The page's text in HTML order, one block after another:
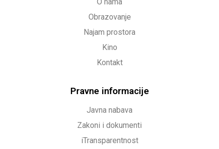
Obrazovanje
Najam prostora
Kino
Kontakt
Pravne informacije
Javna nabava
Zakoni i dokumenti
iTransparentnost